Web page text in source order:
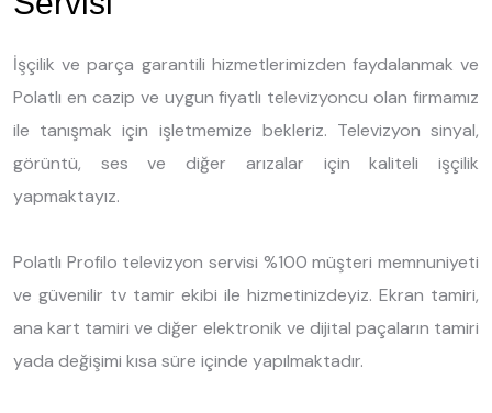
İşçilik ve parça garantili hizmetlerimizden faydalanmak ve
Polatlı en cazip ve uygun fiyatlı televizyoncu olan firmamız
ile tanışmak için işletmemize bekleriz. Televizyon sinyal,
görüntü, ses ve diğer arızalar için kaliteli işçilik
yapmaktayız.
Polatlı Profilo televizyon servisi %100 müşteri memnuniyeti
ve güvenilir tv tamir ekibi ile hizmetinizdeyiz. Ekran tamiri,
ana kart tamiri ve diğer elektronik ve dijital paçaların tamiri
yada değişimi kısa süre içinde yapılmaktadır.